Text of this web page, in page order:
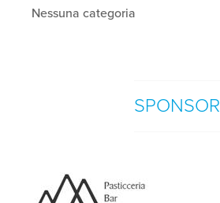
Nessuna categoria
SPONSOR